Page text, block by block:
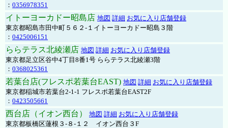
： 0356978351
イトーヨーカドー昭島店 地図 詳細 お気に入り店舗登録
東京都昭島市田中町５６２-１イトーヨーカドー昭島３階
： 0425006151
ららテラス北綾瀬店 地図 詳細 お気に入り店舗登録
東京都足立区谷中4丁目8番1号 ららテラス北綾瀬3階
： 0368025361
若葉台店(フレスポ若葉台EAST) 地図 詳細 お気に入り店舗登録
東京都稲城市若葉台2-1-1 フレスポ若葉台EAST2F
： 0423505661
西台店（イオン西台） 地図 詳細 お気に入り店舗登録
東京都板橋区蓮根３-８-１２ イオン西台３F